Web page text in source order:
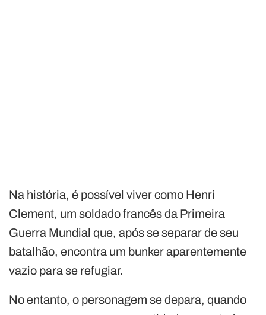
Na história, é possível viver como Henri
Clement, um soldado francês da Primeira
Guerra Mundial que, após se separar de seu
batalhão, encontra um bunker aparentemente
vazio para se refugiar.
No entanto, o personagem se depara, quando